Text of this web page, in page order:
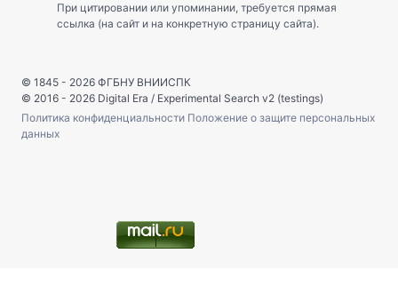
При цитировании или упоминании, требуется прямая
ссылка (на сайт и на конкретную страницу сайта).
© 1845 - 2026 ФГБНУ ВНИИСПК
© 2016 - 2026 Digital Era / Experimental Search v2 (testings)
Политика конфиденциальности Положение о защите персональных
данных